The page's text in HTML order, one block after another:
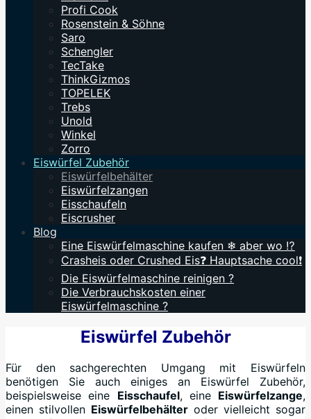
Profi Cook
Rosenstein & Söhne
Saro
Schengler
TecTake
ThinkGizmos
TOPELEK
Trebs
Unold
Winkel
Zorro
Eiswürfel Zubehör
Eiswürfelbehälter
Eiswürfelzangen
Eisschaufeln
Eiscrusher
Blog
Eine Eiswürfelmaschine kaufen ❄ aber wo ⁉️
Crasheis oder Crushed Eis❓ Hauptsache cool❗
Die Eiswürfelmaschine reinigen ?
Die Verbrauchskosten einer
Eiswürfelmaschine ?
Eiswürfel Zubehör
Für den sachgerechten Umgang mit Eiswürfeln
benötigen Sie auch einiges an Eiswürfel Zubehör,
beispielsweise eine Eisschaufel, eine Eiswürfelzange,
einen stilvollen Eiswürfelbehälter oder vielleicht sogar